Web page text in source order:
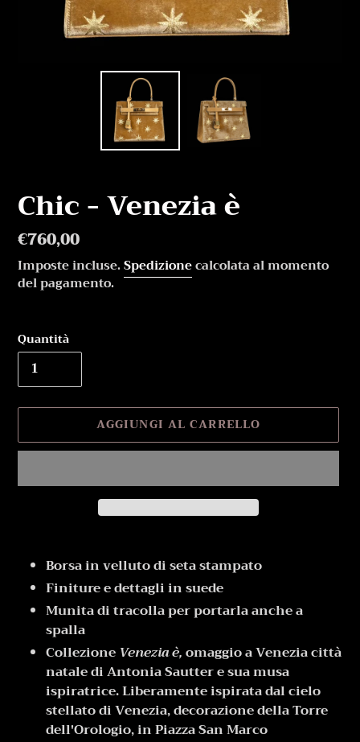
Chic - Venezia è
Prezzo
di
listino
€760,00
Imposte incluse.Spedizionecalcolata al momento
del pagamento.
Quantità
AGGIUNGI AL CARRELLO
del
prodotto
nel
carrello
Borsa in velluto di seta stampato
Finiture e dettagli in suede
Munita di tracolla per portarla anche a
spalla
Collezione Venezia è,omaggio a Venezia città
natale di Antonia Sautter e sua musa
ispiratrice. Liberamente ispirata dal cielo
stellato di Venezia, decorazione della Torre
dell'Orologio, in Piazza San Marco